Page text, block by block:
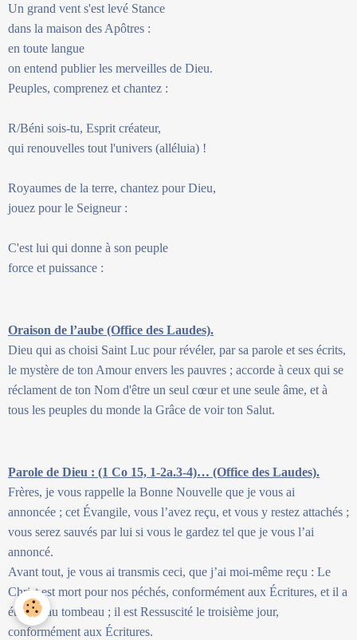
Un grand vent s'est levé Stance
dans la maison des Apôtres :
en toute langue
on entend publier les merveilles de Dieu.
Peuples, comprenez et chantez :
R/Béni sois-tu, Esprit créateur,
qui renouvelles tout l'univers (alléluia) !
Royaumes de la terre, chantez pour Dieu,
jouez pour le Seigneur :
C'est lui qui donne à son peuple
force et puissance :
Oraison de l’aube (Office des Laudes).
Dieu qui as choisi Saint Luc pour révéler, par sa parole et ses écrits,
le mystère de ton Amour envers les pauvres ; accorde à ceux qui se
réclament de ton Nom d'être un seul cœur et une seule âme, et à
tous les peuples du monde la Grâce de voir ton Salut.
Parole de Dieu : (1 Co 15, 1-2a.3-4)… (Office des Laudes).
Frères, je vous rappelle la Bonne Nouvelle que je vous ai
annoncée ; cet Évangile, vous l’avez reçu, et vous y restez attachés ;
vous serez sauvés par lui si vous le gardez tel que je vous l’ai
annoncé.
Avant tout, je vous ai transmis ceci, que j’ai moi-même reçu : Le
Christ est mort pour nos péchés, conformément aux Écritures, et il a
été mis au tombeau ; il est Ressuscité le troisième jour,
conformément aux Écritures.